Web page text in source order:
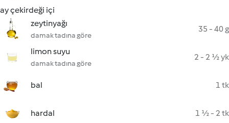
ay çekirdeği içi
zeytinyağı
damak tadına göre
35 - 40 g
limon suyu
damak tadına göre
2 - 2 ½ yk
bal 1 tk
hardal 1 ½ - 2 tk